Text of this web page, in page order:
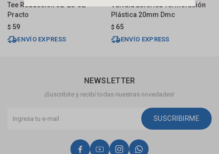
Tee Reducción 32-25-32
Practo
$ 59
ENVÍO EXPRESS
Válvula Esférica Termofusión
Plástica 20mm Dmc
$ 65
ENVÍO EXPRESS
NEWSLETTER
¡Suscribite y recibí todas nuestras novedades!
SUSCRIBIRME
   